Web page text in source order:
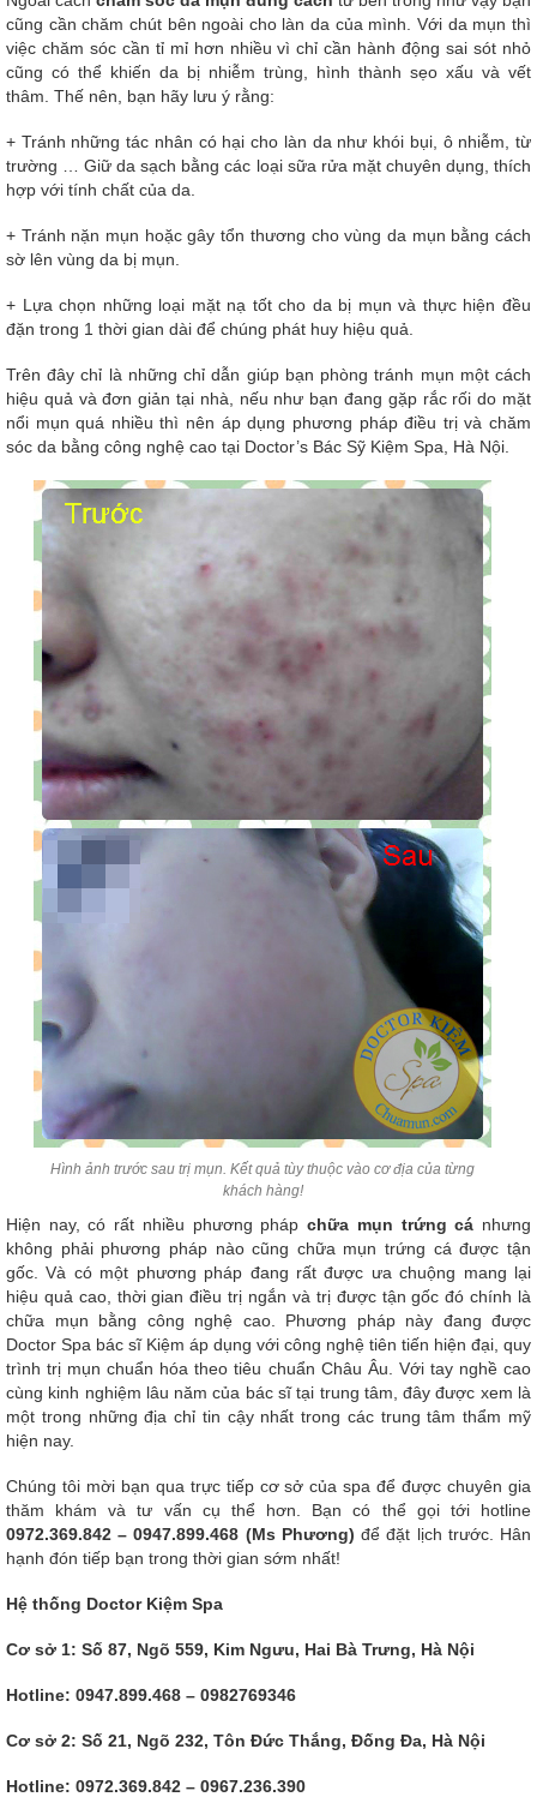
cũng cần chăm chút bên ngoài cho làn da của mình. Với da mụn thì
việc chăm sóc cần tỉ mỉ hơn nhiều vì chỉ cần hành động sai sót nhỏ
cũng có thể khiến da bị nhiễm trùng, hình thành sẹo xấu và vết
thâm. Thế nên, bạn hãy lưu ý rằng:
+ Tránh những tác nhân có hại cho làn da như khói bụi, ô nhiễm, từ
trường … Giữ da sạch bằng các loại sữa rửa mặt chuyên dụng, thích
hợp với tính chất của da.
+ Tránh nặn mụn hoặc gây tổn thương cho vùng da mụn bằng cách
sờ lên vùng da bị mụn.
+ Lựa chọn những loại mặt nạ tốt cho da bị mụn và thực hiện đều
đặn trong 1 thời gian dài để chúng phát huy hiệu quả.
Trên đây chỉ là những chỉ dẫn giúp bạn phòng tránh mụn một cách
hiệu quả và đơn giản tại nhà, nếu như bạn đang gặp rắc rối do mặt
nổi mụn quá nhiều thì nên áp dụng phương pháp điều trị và chăm
sóc da bằng công nghệ cao tại Doctor’s Bác Sỹ Kiệm Spa, Hà Nội.
Hình ảnh trước sau trị mụn. Kết quả tùy thuộc vào cơ địa của từng
khách hàng!
Hiện nay, có rất nhiều phương phápchữa mụn trứng cá nhưng
không phải phương pháp nào cũng chữa mụn trứng cá được tận
gốc. Và có một phương pháp đang rất được ưa chuộng mang lại
hiệu quả cao, thời gian điều trị ngắn và trị được tận gốc đó chính là
chữa mụn bằng công nghệ cao. Phương pháp này đang được
Doctor Spa bác sĩ Kiệm áp dụng với công nghệ tiên tiến hiện đại, quy
trình trị mụn chuẩn hóa theo tiêu chuẩn Châu Âu. Với tay nghề cao
cùng kinh nghiệm lâu năm của bác sĩ tại trung tâm, đây được xem là
một trong những địa chỉ tin cậy nhất trong các trung tâm thẩm mỹ
hiện nay.
Chúng tôi mời bạn qua trực tiếp cơ sở của spa để được chuyên gia
thăm khám và tư vấn cụ thể hơn. Bạn có thể gọi tới hotline
0972.369.842 – 0947.899.468 (Ms Phương) để đặt lịch trước. Hân
hạnh đón tiếp bạn trong thời gian sớm nhất!
Hệ thống Doctor Kiệm Spa
Cơ sở 1: Số 87, Ngõ 559, Kim Ngưu, Hai Bà Trưng, Hà Nội
Hotline: 0947.899.468 – 0982769346
Cơ sở 2: Số 21, Ngõ 232, Tôn Đức Thắng, Đống Đa, Hà Nội
Hotline: 0972.369.842 – 0967.236.390